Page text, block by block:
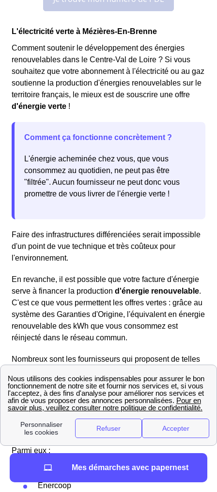
L'électricité verte à Mézières-En-Brenne
Comment soutenir le développement des énergies
renouvelables dans le Centre-Val de Loire ? Si vous
souhaitez que votre abonnement à l'électricité ou au gaz
soutienne la production d'énergies renouvelables sur le
territoire français, le mieux est de souscrire une offre
d'énergie verte !
Comment ça fonctionne concrètement ?
L'énergie acheminée chez vous, que vous
consommez au quotidien, ne peut pas être
"filtrée". Aucun fournisseur ne peut donc vous
promettre de vous livrer de l'énergie verte !
Faire des infrastructures différenciées serait impossible
d'un point de vue technique et très coûteux pour
l'environnement.
En revanche, il est possible que votre facture d'énergie
serve à financer la production d'énergie renouvelable.
C'est ce que vous permettent les offres vertes : grâce au
système des Garanties d'Origine, l'équivalent en énergie
renouvelable des kWh que vous consommez est
réinjecté dans le réseau commun.
Nombreux sont les fournisseurs qui proposent de telles
traditionnels (Engie, TotalEnergies, Eni, Vattenfall,
EDF...) le font, mais apparaissent aussi de plus en plus
de fournisseurs dits écoresponsables spécialisés dans
la fourniture (et parfois la production) d'énergie
renouvelable.
Parmi eux :
Enercoop
Mes démarches avec papernest